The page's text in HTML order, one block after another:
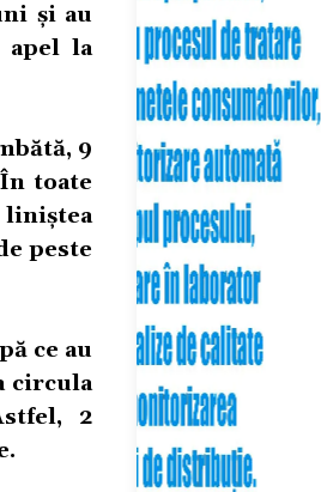
și au
apel la
9
toate
liniștea
peste
ce au
circula
2